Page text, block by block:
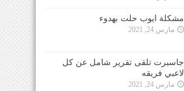
مشكلة ايوب حلت بهدوء
مارس 24, 2021
جاسبرت تلقى تقرير شامل عن كل
لاعبي فريقه
مارس 24, 2021